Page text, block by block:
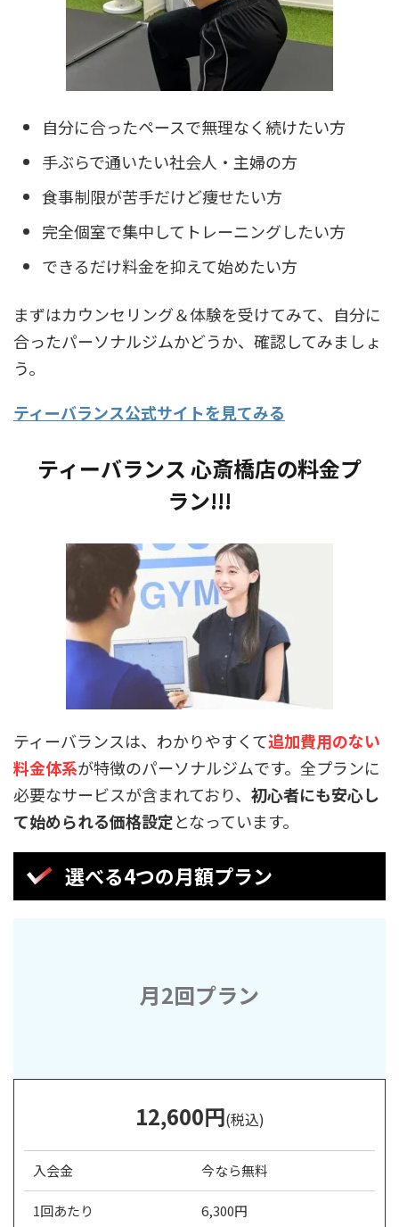
自分に合ったペースで無理なく続けたい方
手ぶらで通いたい社会人・主婦の方
食事制限が苦手だけど痩せたい方
完全個室で集中してトレーニングしたい方
できるだけ料金を抑えて始めたい方
まずはカウンセリング＆体験を受けてみて、自分に
合ったパーソナルジムかどうか、確認してみましょ
う。
ティーバランス公式サイトを見てみる
ティーバランス 心斎橋店の料金プ
ラン!!!
ティーバランスは、わかりやすくて追加費用のない
料金体系が特徴のパーソナルジムです。全プランに
必要なサービスが含まれており、 初心者にも安心し
て始められる価格設定となっています。
選べる4つの月額プラン
月2回プラン
12,600円(税込)
入会金 今なら無料
1回あたり 6,300円